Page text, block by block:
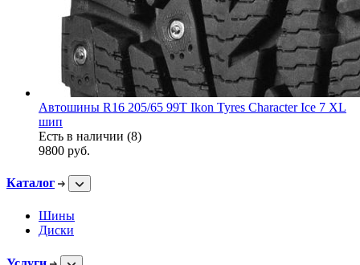
Автошины R16 205/65 99T Ikon Tyres Character Ice 7 XL
шип
Есть в наличии (8)
9800 руб.
Каталог
Шины
Диски